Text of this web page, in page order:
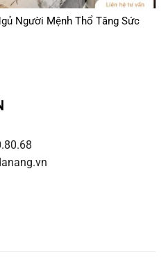
Người Mệnh Thổ Tăng Sức